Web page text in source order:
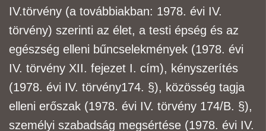
IV.törvény (a továbbiakban: 1978. évi IV.
törvény) szerinti az élet, a testi épség és az
egészség elleni bűncselekmények (1978. évi
IV. törvény XII. fejezet I. cím), kényszerítés
(1978. évi IV. törvény174. §), közösség tagja
elleni erőszak (1978. évi IV. törvény 174/B. §),
személyi szabadság megsértése (1978. évi IV.